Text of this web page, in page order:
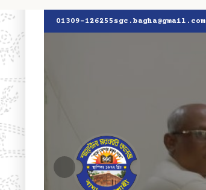
01309-126255 sgc.bagha@gmail.com